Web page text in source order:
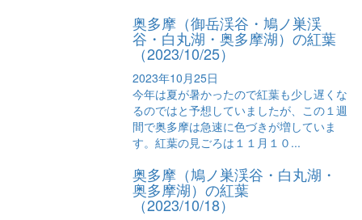
奥多摩（御岳渓谷・鳩ノ巣渓
谷・白丸湖・奥多摩湖）の紅葉
（2023/10/25）
2023年10月25日
今年は夏が暑かったので紅葉も少し遅くな
るのではと予想していましたが、この１週
間で奥多摩は急速に色づきが増していま
す。紅葉の見ごろは１１月１０...
奥多摩（鳩ノ巣渓谷・白丸湖・
奥多摩湖）の紅葉
（2023/10/18）